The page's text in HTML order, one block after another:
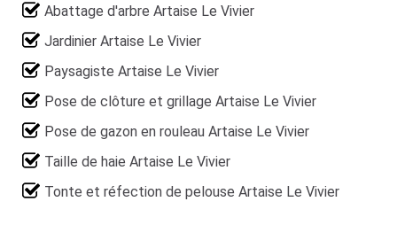
Abattage d'arbre Artaise Le Vivier
Jardinier Artaise Le Vivier
Paysagiste Artaise Le Vivier
Pose de clôture et grillage Artaise Le Vivier
Pose de gazon en rouleau Artaise Le Vivier
Taille de haie Artaise Le Vivier
Tonte et réfection de pelouse Artaise Le Vivier